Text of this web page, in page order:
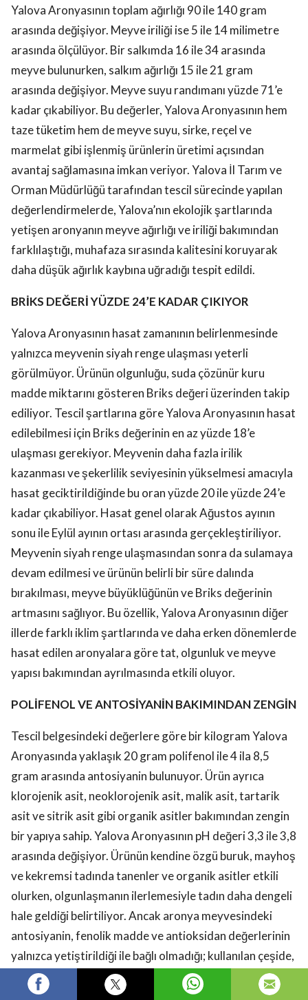
Yalova Aronyasının toplam ağırlığı 90 ile 140 gram
arasında değişiyor. Meyve iriliği ise 5 ile 14 milimetre
arasında ölçülüyor. Bir salkımda 16 ile 34 arasında
meyve bulunurken, salkım ağırlığı 15 ile 21 gram
arasında değişiyor. Meyve suyu randımanı yüzde 71’e
kadar çıkabiliyor. Bu değerler, Yalova Aronyasının hem
taze tüketim hem de meyve suyu, sirke, reçel ve
marmelat gibi işlenmiş ürünlerin üretimi açısından
avantaj sağlamasına imkan veriyor. Yalova İl Tarım ve
Orman Müdürlüğü tarafından tescil sürecinde yapılan
değerlendirmelerde, Yalova’nın ekolojik şartlarında
yetişen aronyanın meyve ağırlığı ve iriliği bakımından
farklılaştığı, muhafaza sırasında kalitesini koruyarak
daha düşük ağırlık kaybına uğradığı tespit edildi.
BRİKS DEĞERİ YÜZDE 24’E KADAR ÇIKIYOR
Yalova Aronyasının hasat zamanının belirlenmesinde
yalnızca meyvenin siyah renge ulaşması yeterli
görülmüyor. Ürünün olgunluğu, suda çözünür kuru
madde miktarını gösteren Briks değeri üzerinden takip
ediliyor. Tescil şartlarına göre Yalova Aronyasının hasat
edilebilmesi için Briks değerinin en az yüzde 18’e
ulaşması gerekiyor. Meyvenin daha fazla irilik
kazanması ve şekerlilik seviyesinin yükselmesi amacıyla
hasat geciktirildiğinde bu oran yüzde 20 ile yüzde 24’e
kadar çıkabiliyor. Hasat genel olarak Ağustos ayının
sonu ile Eylül ayının ortası arasında gerçekleştiriliyor.
Meyvenin siyah renge ulaşmasından sonra da sulamaya
devam edilmesi ve ürünün belirli bir süre dalında
bırakılması, meyve büyüklüğünün ve Briks değerinin
artmasını sağlıyor. Bu özellik, Yalova Aronyasının diğer
illerde farklı iklim şartlarında ve daha erken dönemlerde
hasat edilen aronyalara göre tat, olgunluk ve meyve
yapısı bakımından ayrılmasında etkili oluyor.
POLİFENOL VE ANTOSİYANİN BAKIMINDAN ZENGİN
Tescil belgesindeki değerlere göre bir kilogram Yalova
Aronyasında yaklaşık 20 gram polifenol ile 4 ila 8,5
gram arasında antosiyanin bulunuyor. Ürün ayrıca
klorojenik asit, neoklorojenik asit, malik asit, tartarik
asit ve sitrik asit gibi organik asitler bakımından zengin
bir yapıya sahip. Yalova Aronyasının pH değeri 3,3 ile 3,8
arasında değişiyor. Ürünün kendine özgü buruk, mayhoş
ve kekremsi tadında tanenler ve organik asitler etkili
olurken, olgunlaşmanın ilerlemesiyle tadın daha dengeli
hale geldiği belirtiliyor. Ancak aronya meyvesindeki
antosiyanin, fenolik madde ve antioksidan değerlerinin
yalnızca yetiştirildiği ile bağlı olmadığı; kullanılan çeşide,
meyvenin olgunluk seviyesine, sulama ve gübreleme
uygulamalarına göre de değişebildiği biliniyor. Bu